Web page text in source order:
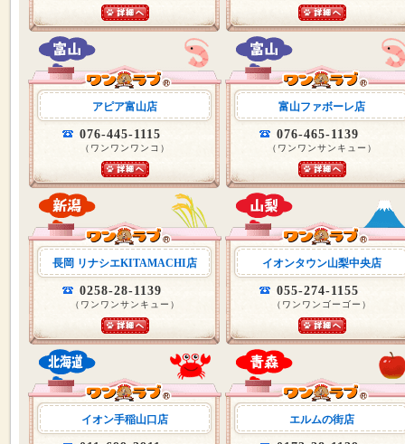
アピア富山店
076-445-1115
（ワンワンワンコ）
富山ファボーレ店
076-465-1139
（ワンワンサンキュー）
長岡 リナシエKITAMACHI店
0258-28-1139
（ワンワンサンキュー）
イオンタウン山梨中央店
055-274-1155
（ワンワンゴーゴー）
イオン手稲山口店 エルムの街店